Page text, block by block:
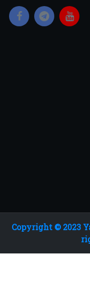
Copyright © 2023